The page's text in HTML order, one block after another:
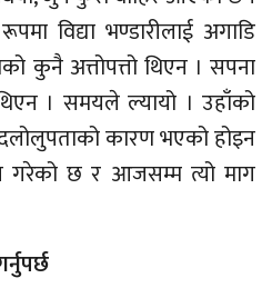
विद्या भण्डारीलाई अगाडि
कुनै अत्तोपत्तो थिएन । सपना
। समयले ल्यायो । उहाँको
कारण भएको होइन
गरेको छ र आजसम्म त्यो माग